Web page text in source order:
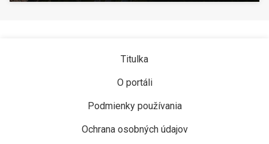
Titulka
O portáli
Podmienky používania
Ochrana osobných údajov